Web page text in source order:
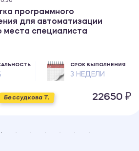
программного
для автоматизации
места специалиста
СРОК ВЫПОЛНЕНИЯ
3 НЕДЕЛИ
Бессудкова Т. 22650 ₽